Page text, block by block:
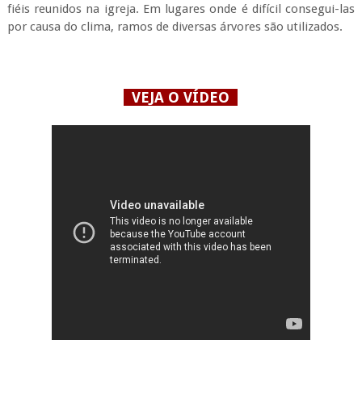
fiéis reunidos na igreja. Em lugares onde é difícil consegui-las
por causa do clima, ramos de diversas árvores são utilizados.
VEJA O VÍDEO